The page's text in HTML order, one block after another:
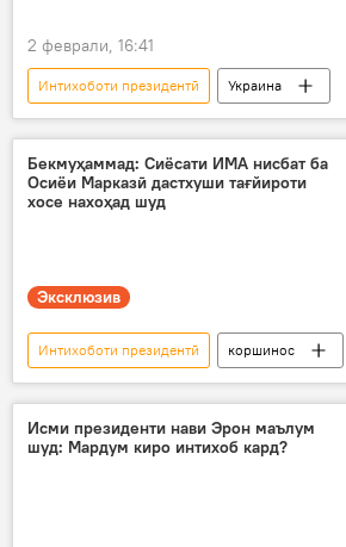
2 феврали, 16:41
Интихоботи президентӣ
Украина
амалиёти вижа
Владимир Зеленский
интихобот
Бекмуҳаммад: Сиёсати ИМА нисбат ба
Осиёи Марказӣ дастхуши тағйироти
хосе нахоҳад шуд
Эксклюзив
Интихоботи президентӣ
коршинос
Доналд Трамп
Қосим Бекмуҳаммад
коршинос
Осиёи Марказӣ
Исми президенти нави Эрон маълум
шуд: Мардум киро интихоб кард?